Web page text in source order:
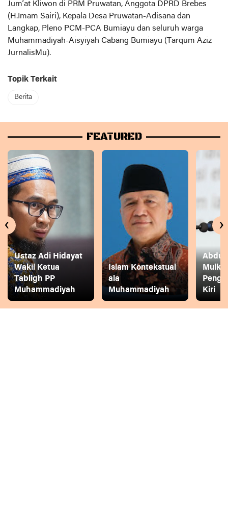
Jum’at Kliwon di PRM Pruwatan, Anggota DPRD Brebes
(H.Imam Sairi), Kepala Desa Pruwatan-Adisana dan
Langkap, Pleno PCM-PCA Bumiayu dan seluruh warga
Muhammadiyah-Aisyiyah Cabang Bumiayu (Tarqum Aziz
JurnalisMu).
Topik Terkait
Berita
FEATURED
Ustaz Adi Hidayat
Wakil Ketua
Tabligh PP
Muhammadiyah
Islam Kontekstual
ala
Muhammadiyah
Abdul
Kiri
‹ ›